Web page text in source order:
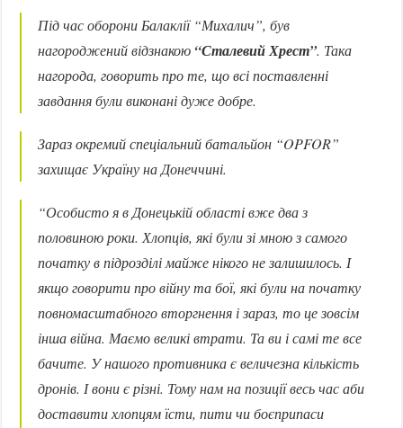
Під час оборони Балаклії “Михалич”, був
нагороджений відзнакою “Сталевий Хрест”. Така
нагорода, говорить про те, що всі поставленні
завдання були виконані дуже добре.
Зараз окремий спеціальний батальйон “OPFOR”
захищає Україну на Донеччині.
“Особисто я в Донецькій області вже два з
половиною роки. Хлопців, які були зі мною з самого
початку в підрозділі майже нікого не залишилось. І
якщо говорити про війну та бої, які були на початку
повномасштабного вторгнення і зараз, то це зовсім
інша війна. Маємо великі втрати. Та ви і самі те все
бачите. У нашого противника є величезна кількість
дронів. І вони є різні. Тому нам на позиції весь час аби
доставити хлопцям їсти, пити чи боєприпаси